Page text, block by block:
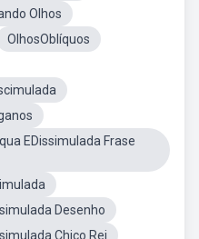
Olhos
OlhosOblíquos
EDissimulada Frase
Desenho
Chico Rei